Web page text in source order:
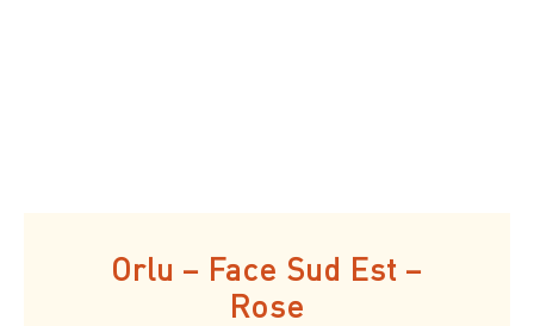
Orlu – Face Sud Est –
Rose